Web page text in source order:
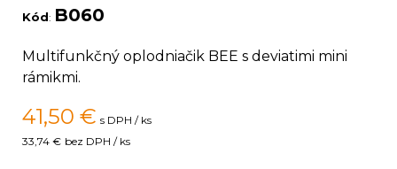
Kód: B060
Multifunkčný oplodniačik BEE s deviatimi mini
rámikmi.
41,50 € s DPH / ks
33,74 € bez DPH / ks